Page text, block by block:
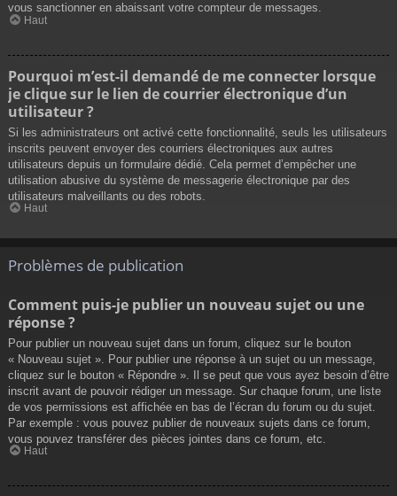
vous sanctionner en abaissant votre compteur de messages.
Haut
Pourquoi m’est-il demandé de me connecter lorsque
je clique sur le lien de courrier électronique d’un
utilisateur ?
Si les administrateurs ont activé cette fonctionnalité, seuls les utilisateurs
inscrits peuvent envoyer des courriers électroniques aux autres
utilisateurs depuis un formulaire dédié. Cela permet d’empêcher une
utilisation abusive du système de messagerie électronique par des
utilisateurs malveillants ou des robots.
Haut
Problèmes de publication
Comment puis-je publier un nouveau sujet ou une
réponse ?
Pour publier un nouveau sujet dans un forum, cliquez sur le bouton
« Nouveau sujet ». Pour publier une réponse à un sujet ou un message,
cliquez sur le bouton « Répondre ». Il se peut que vous ayez besoin d’être
inscrit avant de pouvoir rédiger un message. Sur chaque forum, une liste
de vos permissions est affichée en bas de l’écran du forum ou du sujet.
Par exemple : vous pouvez publier de nouveaux sujets dans ce forum,
vous pouvez transférer des pièces jointes dans ce forum, etc.
Haut